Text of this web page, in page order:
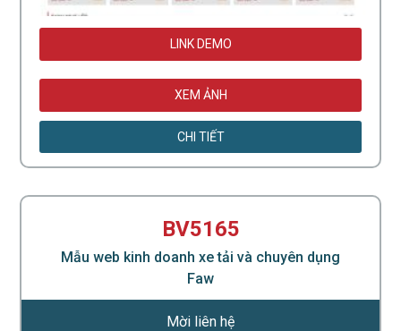
LINK DEMO
XEM ẢNH
CHI TIẾT
BV5165
Mẫu web kinh doanh xe tải và chuyên dụng
Faw
Mời liên hệ